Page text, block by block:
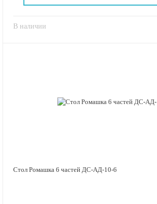
В наличии
Стол Ромашка 6 частей ДС-АД-10-6